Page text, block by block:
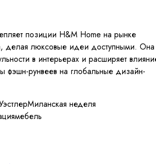
позиции H&M Home на рынке
делая люксовые идеи доступными. Она
в интерьерах и расширяет
фэшн-рунвеев на глобальные дизайн-
Миланская неделя
мебель